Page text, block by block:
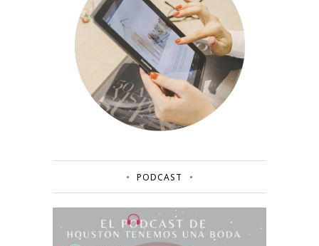
PODCAST